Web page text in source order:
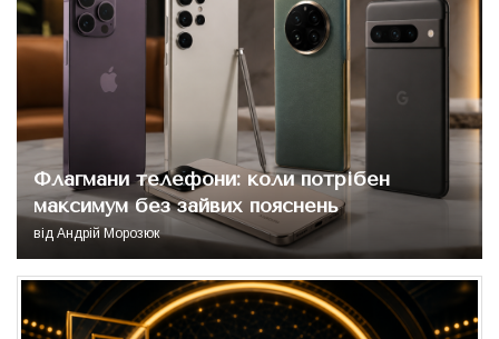
Флагмани телефони: коли потрібен
максимум без зайвих пояснень
від Андрій Морозюк